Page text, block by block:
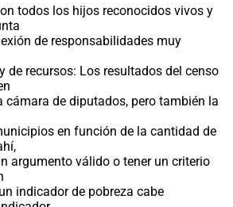
todos los hijos reconocidos vivos y
de responsabilidades muy
de recursos: Los resultados del censo
cámara de diputados, pero también la
en función de la cantidad de
argumento válido o tener un criterio
indicador de pobreza cabe